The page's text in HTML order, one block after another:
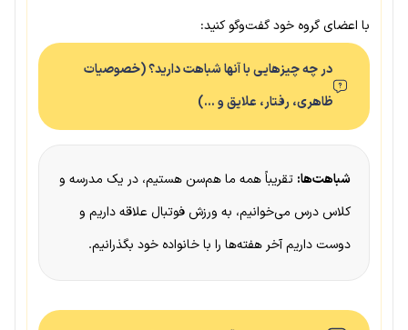
با اعضای گروه خود گفت‌وگو کنید:
در چه چیزهایی با آنها شباهت دارید؟ (خصوصیات
ظاهری، رفتار، علایق و …)
شباهت‌ها: تقریباً همه ما هم‌سن هستیم، در یک مدرسه و
کلاس درس می‌خوانیم، به ورزش فوتبال علاقه داریم و
دوست داریم آخر هفته‌ها را با خانواده خود بگذرانیم.